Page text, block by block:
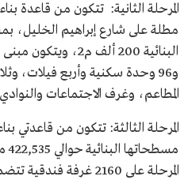
المرحلة الثانية: تتكون من قاعدة
مطلة على شارع إبراهيم الخليل،
البنائية 200 ألف
و96 وحدة سكنية وأربع فيلات،
المطاعم، وغرف الاجتماعات
المرحلة الثالثة: تتكون من قاعدتي
المرحلة على 2160 غرفة